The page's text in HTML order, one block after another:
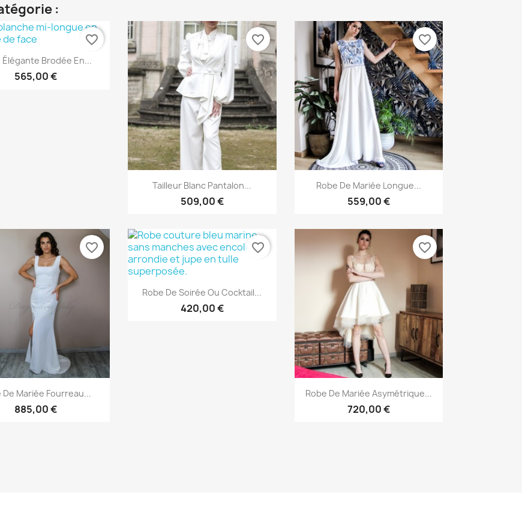
:
Aperçu rapide
Élégante Brodée En...
565,00 €
favorite_border
Aperçu rapide
Tailleur Blanc Pantalon...
509,00 €
favorite_border
Aperçu rapide
Robe De Mariée Longue...
559,00 €
favorite_border
Aperçu rapide
De Mariée Fourreau...
885,00 €
favorite_border
Aperçu rapide
Robe De Soirée Ou Cocktail...
420,00 €
favorite_border
 Aperçu rapide
Robe De Mariée Asymétrique...
720,00 €
favorite_border